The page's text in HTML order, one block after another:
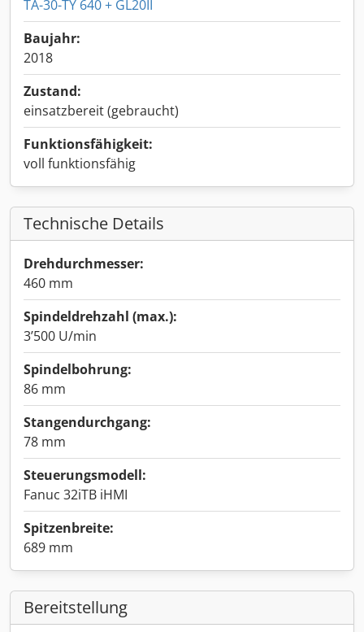
TA-30-TY 640 + GL20II
Baujahr:
2018
Zustand:
einsatzbereit (gebraucht)
Funktionsfähigkeit:
voll funktionsfähig
Technische Details
Drehdurchmesser:
460 mm
Spindeldrehzahl (max.):
3’500 U/min
Spindelbohrung:
86 mm
Stangendurchgang:
78 mm
Steuerungsmodell:
Fanuc 32iTB iHMI
Spitzenbreite:
689 mm
Bereitstellung